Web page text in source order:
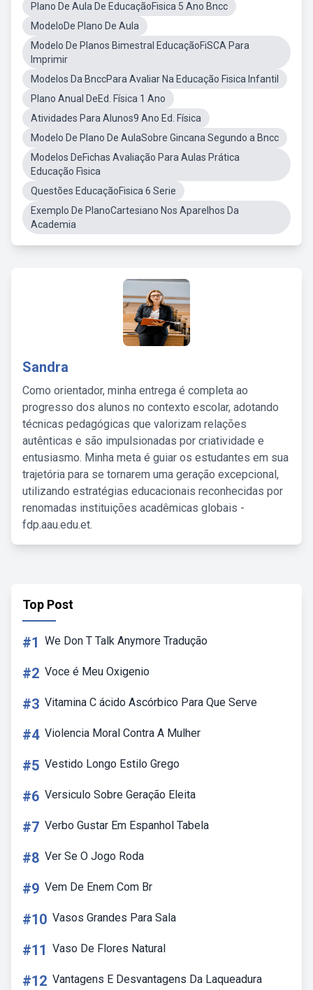
Plano De Aula De EducaçãoFisica 5 Ano Bncc
ModeloDe Plano De Aula
Modelo De Planos Bimestral EducaçãoFiSCA Para
Imprimir
Modelos Da BnccPara Avaliar Na Educação Fisica Infantil
Plano Anual DeEd. Física 1 Ano
Atividades Para Alunos9 Ano Ed. Física
Modelo De Plano De AulaSobre Gincana Segundo a Bncc
Modelos DeFichas Avaliação Para Aulas Prática
Educação Fìsica
Questões EducaçãoFisica 6 Serie
Exemplo De PlanoCartesiano Nos Aparelhos Da
Academia
Sandra
Como orientador, minha entrega é completa ao
progresso dos alunos no contexto escolar, adotando
técnicas pedagógicas que valorizam relações
autênticas e são impulsionadas por criatividade e
entusiasmo. Minha meta é guiar os estudantes em sua
trajetória para se tornarem uma geração excepcional,
utilizando estratégias educacionais reconhecidas por
renomadas instituições acadêmicas globais -
fdp.aau.edu.et.
Top Post
#1 We Don T Talk Anymore Tradução
#2 Voce é Meu Oxigenio
#3 Vitamina C ácido Ascórbico Para Que Serve
#4 Violencia Moral Contra A Mulher
#5 Vestido Longo Estilo Grego
#6 Versiculo Sobre Geração Eleita
#7 Verbo Gustar Em Espanhol Tabela
#8 Ver Se O Jogo Roda
#9 Vem De Enem Com Br
#10 Vasos Grandes Para Sala
#11 Vaso De Flores Natural
#12 Vantagens E Desvantagens Da Laqueadura